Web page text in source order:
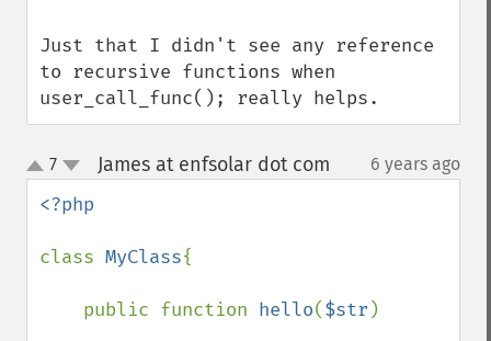
Just that I didn't see any reference
to recursive functions when
user_call_func(); really helps.
up
down
7 James at enfsolar dot com 6 years ago
<?php
class MyClass{
    public function
hello($str )